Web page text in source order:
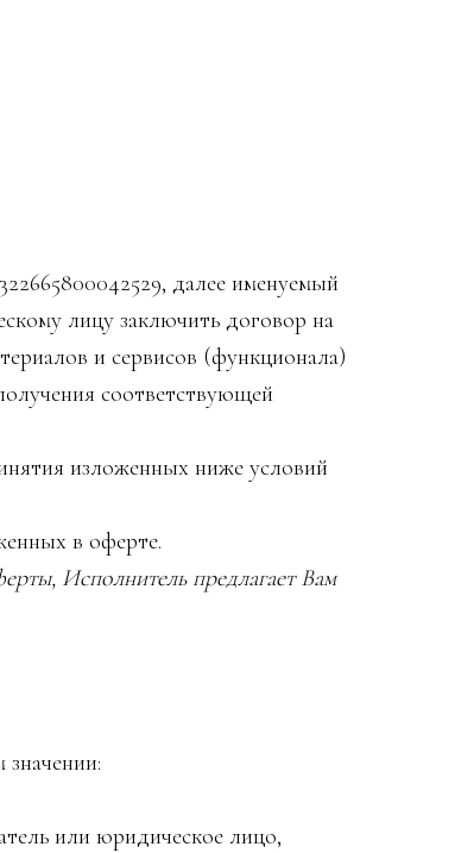
далее именуемый
лицу заключить договор на
и сервисов (функционала)
соответствующей
изложенных ниже условий
в оферте.
Исполнитель предлагает Вам
или юридическое лицо,